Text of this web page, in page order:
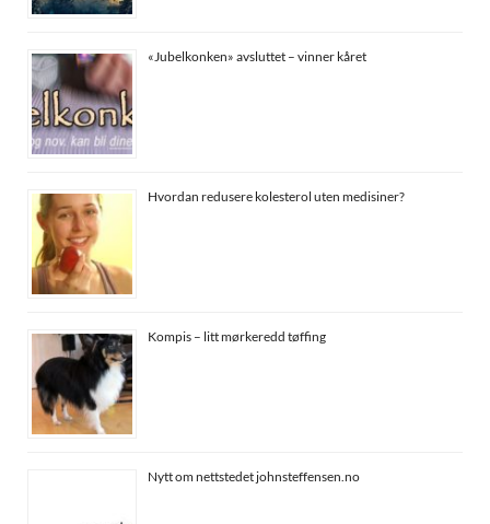
«Jubelkonken» avsluttet – vinner kåret
Hvordan redusere kolesterol uten medisiner?
Kompis – litt mørkeredd tøffing
Nytt om nettstedet johnsteffensen.no